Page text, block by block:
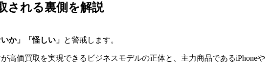
される裏側を解説
か」「怪しい」 と警戒します。
高価買取を実現できるビジネスモデルの正体と、主力商品であるiPhoneや